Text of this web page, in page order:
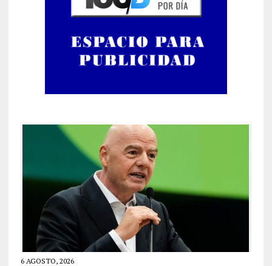
6 AGOSTO, 2026